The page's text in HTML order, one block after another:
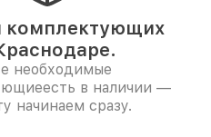
комплектующих
необходимые
в наличии —
начинаем сразу.